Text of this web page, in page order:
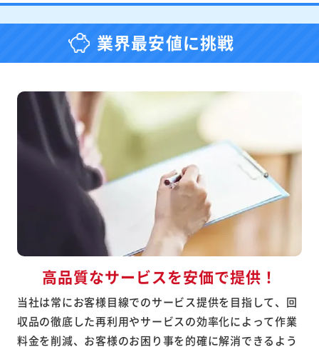
業界最安値に挑戦
高品質なサービスを安価で提供！
当社は常にお客様目線でのサービス提供を目指して、回
収品の徹底した再利用やサービスの効率化によって作業
料金を削減、お客様のお困り事を的確に解消できるよう